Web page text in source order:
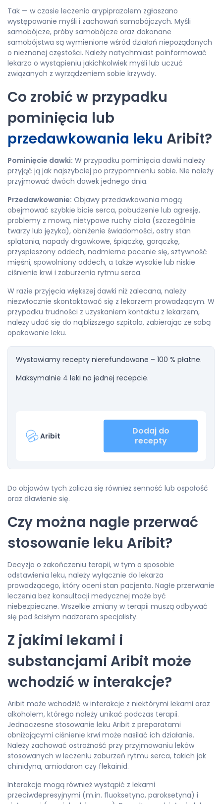
Tak — w czasie leczenia arypiprazolem zgłaszano
występowanie myśli i zachowań samobójczych. Myśli
samobójcze, próby samobójcze oraz dokonane
samobójstwa są wymienione wśród działań niepożądanych
o nieznanej częstości. Należy natychmiast poinformować
lekarza o wystąpieniu jakichkolwiek myśli lub uczuć
związanych z wyrządzeniem sobie krzywdy.
Co zrobić w przypadku
pominięcia lub
przedawkowania leku Aribit?
Pominięcie dawki: W przypadku pominięcia dawki należy
przyjąć ją jak najszybciej po przypomnieniu sobie. Nie należy
przyjmować dwóch dawek jednego dnia.
Przedawkowanie: Objawy przedawkowania mogą
obejmować szybkie bicie serca, pobudzenie lub agresję,
problemy z mową, nietypowe ruchy ciała (szczególnie
twarzy lub języka), obniżenie świadomości, ostry stan
splątania, napady drgawkowe, śpiączkę, gorączkę,
przyspieszony oddech, nadmierne pocenie się, sztywność
mięśni, spowolniony oddech, a także wysokie lub niskie
ciśnienie krwi i zaburzenia rytmu serca.
W razie przyjęcia większej dawki niż zalecana, należy
niezwłocznie skontaktować się z lekarzem prowadzącym. W
przypadku trudności z uzyskaniem kontaktu z lekarzem,
należy udać się do najbliższego szpitala, zabierając ze sobą
opakowanie leku.
Wystawiamy recepty nierefundowane – 100 % płatne.
Maksymalnie 4 leki na jednej recepcie.
Aribit
Dodaj do
recepty
Do objawów tych zalicza się również senność lub ospałość
oraz dławienie się.
Czy można nagle przerwać
stosowanie leku Aribit?
Decyzja o zakończeniu terapii, w tym o sposobie
odstawienia leku, należy wyłącznie do lekarza
prowadzącego, który oceni stan pacjenta. Nagłe przerwanie
leczenia bez konsultacji medycznej może być
niebezpieczne. Wszelkie zmiany w terapii muszą odbywać
się pod ścisłym nadzorem specjalisty.
Z jakimi lekami i
substancjami Aribit może
wchodzić w interakcje?
Aribit może wchodzić w interakcje z niektórymi lekami oraz
alkoholem, którego należy unikać podczas terapii.
Jednoczesne stosowanie leku Aribit z preparatami
obniżającymi ciśnienie krwi może nasilać ich działanie.
Należy zachować ostrożność przy przyjmowaniu leków
stosowanych w leczeniu zaburzeń rytmu serca, takich jak
chinidyna, amiodaron czy flekainid.
Interakcje mogą również wystąpić z lekami
przeciwdepresyjnymi (m.in. fluoksetyna, paroksetyna) i